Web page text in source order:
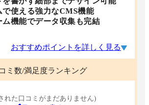
で使える強力なCMS機能
ム機能でデータ収集も完結
おすすめポイントを詳しく見る
ミ数/満足度ランキング
れた口コミがまだありません)